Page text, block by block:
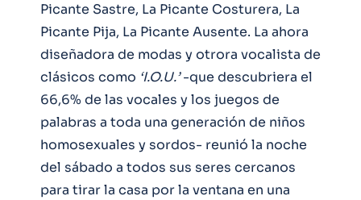
Picante Sastre, La Picante Costurera, La
Picante Pija, La Picante Ausente. La ahora
diseñadora de modas y otrora vocalista de
clásicos como ‘I.O.U.’-que descubriera el
66,6% de las vocales y los juegos de
palabras a toda una generación de niños
homosexuales y sordos- reunió la noche
del sábado a todos sus seres cercanos
para tirar la casa por la ventana en una